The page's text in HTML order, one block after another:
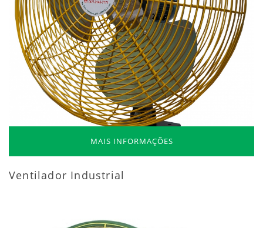
MAIS INFORMAÇÕES
Ventilador Industrial